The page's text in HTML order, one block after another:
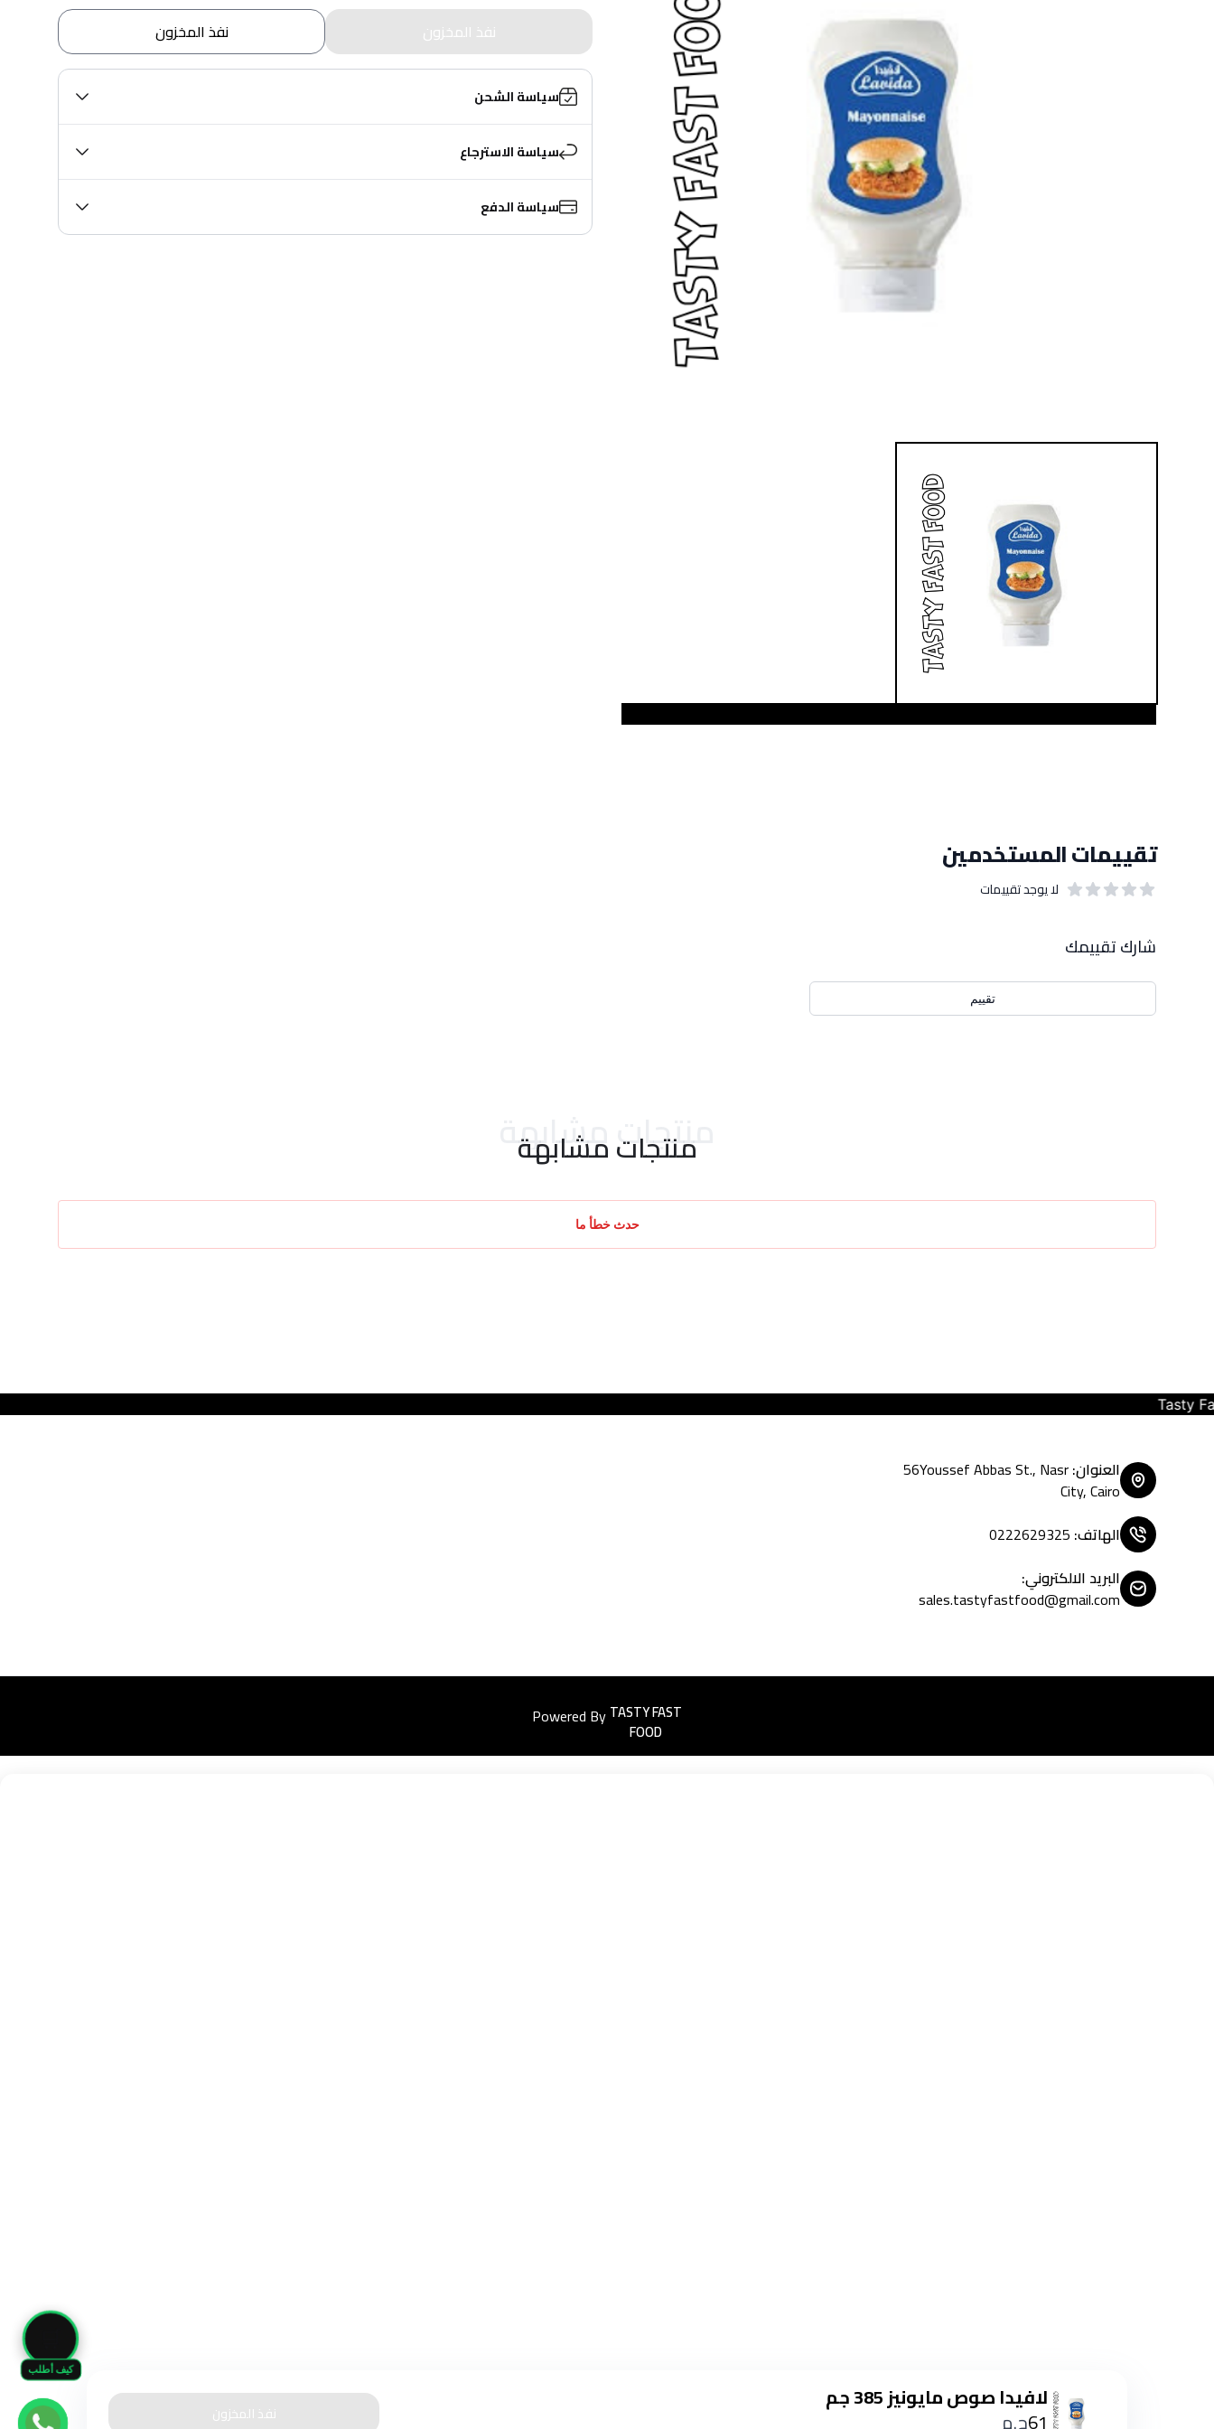
كيف أطلب
نفذ المخزون نفذ المخزون
سياسة الشحن
سياسة الاسترجاع
سياسة الدفع
تقييمات المستخدمين
لا يوجد تقييمات
شارك تقييمك
تقييم
منتجات مشابهة
منتجات مشابهة
حدث خطأ ما
لافيدا صوص مايونيز 385 جم
61ج.م نفذ المخزون
Tasty Fast Food ... create your mood
العنوان:
56Youssef Abbas St., Nasr
City, Cairo
الهاتف:
0222629325
البريد الالكتروني:
sales.tastyfastfood@gmail.com
Powered ByEasyorders